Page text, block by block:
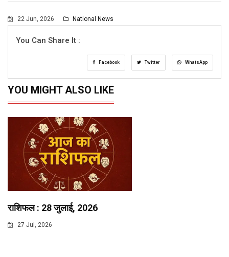
22 Jun, 2026 National News
You Can Share It :
Facebook Twitter WhatsApp
YOU MIGHT ALSO LIKE
राशिफल : 28 जुलाई, 2026
27 Jul, 2026